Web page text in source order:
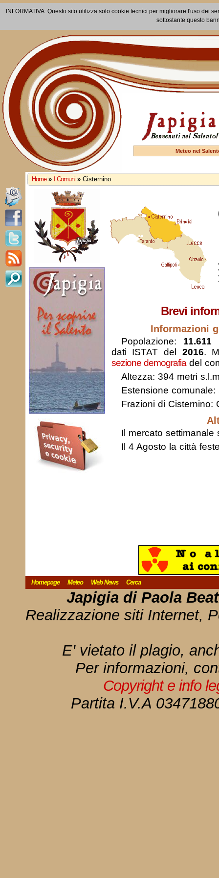
INFORMATIVA: Questo sito utilizza solo cookie tecnici per migliorare l'uso dei
sottostante questo
Meteo nel
Home » I Comuni » Cisternino
Brevi
Informazioni
Popolazione: 11.611
dati ISTAT del 2016.
sezione demografiadel
Altezza: 394 metri
Estensione comunale:
Frazioni di Cisternino:
Il mercato
Il 4 Agosto la città
Homepage Meteo Web News Cerca
Japigia di Paola
Realizzazione siti Internet,
E' vietato il plagio,
Per informazioni,
Copyright e info
Partita I.V.A